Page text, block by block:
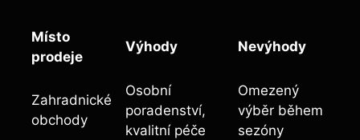
Místo
prodeje
Výhody Nevýhody
Zahradnické
obchody
Osobní
poradenství,
kvalitní péče
Omezený
výběr během
sezóny